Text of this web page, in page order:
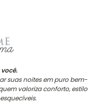
suas noites em puro bem-
valoriza conforto, estilo